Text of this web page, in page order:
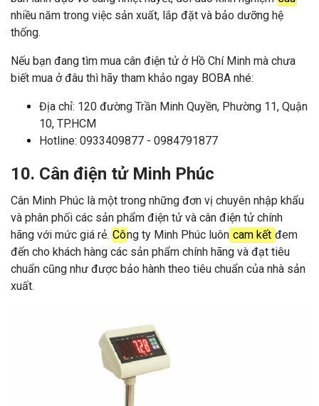
nhiều năm trong việc sản xuất, lắp đặt và bảo dưỡng hệ
thống.
Nếu bạn đang tìm mua cân điện tử ở Hồ Chí Minh mà chưa
biết mua ở đâu thì hãy tham khảo ngay BOBA nhé:
Địa chỉ: 120 đường Trần Minh Quyền, Phường 11, Quận
10, TP.HCM
Hotline: 0933409877 - 0984791877
10. Cân điện tử Minh Phúc
Cân Minh Phúc là một trong những đơn vị chuyên nhập khẩu
và phân phối các sản phẩm điện tử và cân điện tử chính
hãng với mức giá rẻ. Công ty Minh Phúc luôn cam kết đem
đến cho khách hàng các sản phẩm chính hãng và đạt tiêu
chuẩn cũng như được bảo hành theo tiêu chuẩn của nhà sản
xuất.